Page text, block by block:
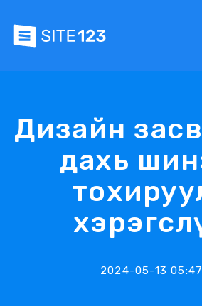
Дизайн
дахь шинэ
2024-05-13